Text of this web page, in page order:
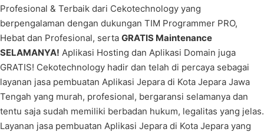
Profesional & Terbaik dari Cekotechnology yang
berpengalaman dengan dukungan TIM Programmer PRO,
Hebat dan Profesional, serta GRATIS Maintenance
SELAMANYA! Aplikasi Hosting dan Aplikasi Domain juga
GRATIS! Cekotechnology hadir dan telah di percaya sebagai
layanan jasa pembuatan Aplikasi Jepara di Kota Jepara Jawa
Tengah yang murah, profesional, bergaransi selamanya dan
tentu saja sudah memiliki berbadan hukum, legalitas yang jelas.
Layanan jasa pembuatan Aplikasi Jepara di Kota Jepara yang